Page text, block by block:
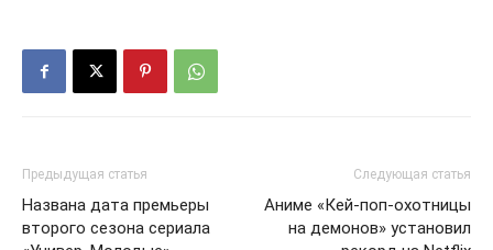
Предыдущая статья
Названа дата премьеры
второго сезона сериала
Следующая статья
Аниме «Кей-поп-охотницы
на демонов» установил